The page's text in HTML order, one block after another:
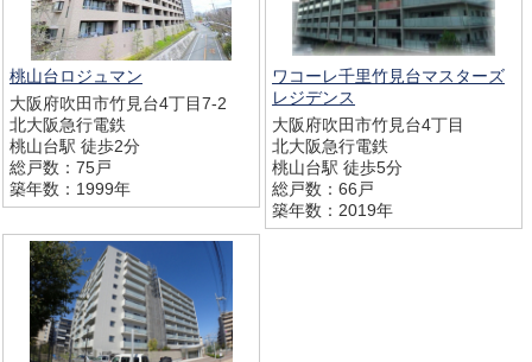
桃山台ロジュマン
大阪府吹田市竹見台4丁目7-2
北大阪急行電鉄
桃山台駅 徒歩2分
総戸数：75戸
築年数：1999年
ワコーレ千里竹見台マスターズ
レジデンス
大阪府吹田市竹見台4丁目
北大阪急行電鉄
桃山台駅 徒歩5分
総戸数：66戸
築年数：2019年